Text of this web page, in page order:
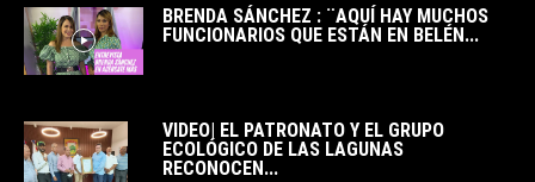
BRENDA SÁNCHEZ : ¨AQUÍ HAY MUCHOS
FUNCIONARIOS QUE ESTÁN EN BELÉN...
VIDEO| EL PATRONATO Y EL GRUPO
ECOLÓGICO DE LAS LAGUNAS
RECONOCEN...